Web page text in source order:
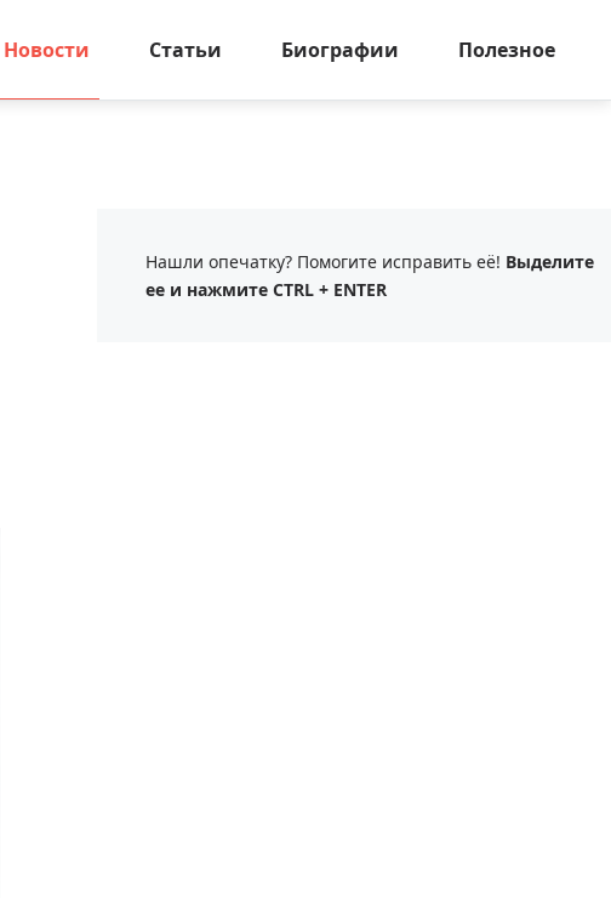
Новости Статьи Биографии Полезное
Нашли опечатку? Помогите исправить её! Выделите
ее и нажмите CTRL + ENTER